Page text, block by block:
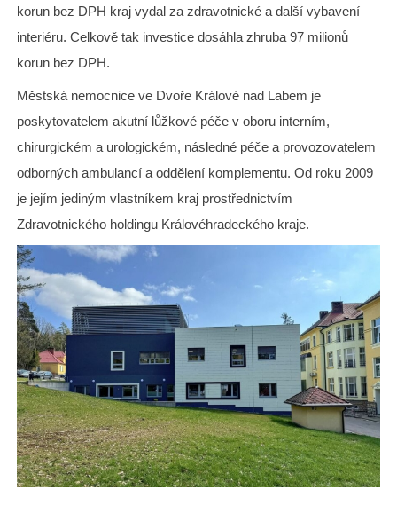
korun bez DPH kraj vydal za zdravotnické a další vybavení
interiéru. Celkově tak investice dosáhla zhruba 97 milionů
korun bez DPH.
Městská nemocnice ve Dvoře Králové nad Labem je
poskytovatelem akutní lůžkové péče v oboru interním,
chirurgickém a urologickém, následné péče a provozovatelem
odborných ambulancí a oddělení komplementu. Od roku 2009
je jejím jediným vlastníkem kraj prostřednictvím
Zdravotnického holdingu Královéhradeckého kraje.